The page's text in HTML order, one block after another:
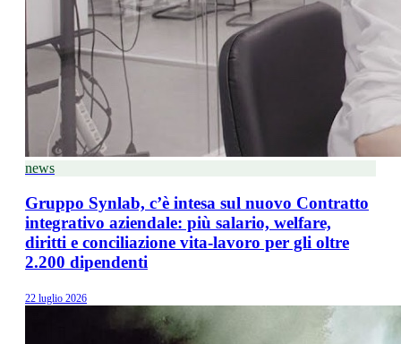
news
Gruppo Synlab, c’è intesa sul nuovo Contratto
integrativo aziendale: più salario, welfare,
diritti e conciliazione vita-lavoro per gli oltre
2.200 dipendenti
22 luglio 2026